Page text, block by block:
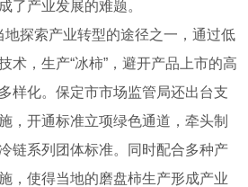
了产业发展的难题。
探索产业转型的途径之一，通过低
术，生产“冰柿”，避开产品上市的高
样化。保定市市场监管局还出台支
，开通标准立项绿色通道，牵头制
链系列团体标准。同时配合多种产
，使得当地的磨盘柿生产形成产业